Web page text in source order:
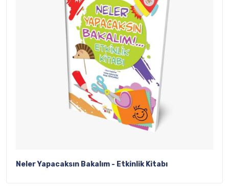
Neler Yapacaksın Bakalım - Etkinlik Kitabı